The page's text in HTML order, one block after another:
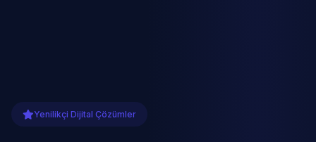
Yenilikçi Dijital Çözümler